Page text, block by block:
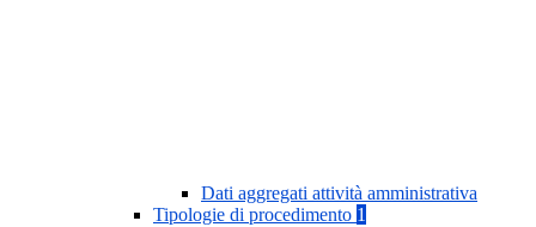
Dati aggregati attività amministrativa
Tipologie di procedimento 1